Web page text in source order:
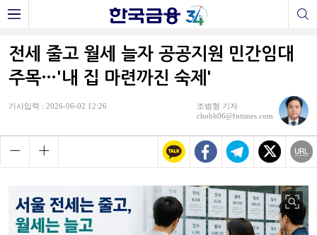
전세 줄고 월세 늘자 공공지원 민간임대
주목…'내 집 마련까진 숙제'
기사입력 : 2026-06-02 12:26
조범형 기자
chobh06@fntimes.com